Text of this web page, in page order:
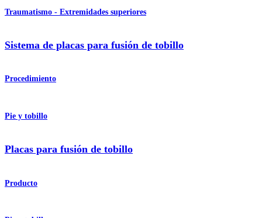
Traumatismo - Extremidades superiores
Sistema de placas para fusión de tobillo
Procedimiento
Pie y tobillo
Placas para fusión de tobillo
Producto